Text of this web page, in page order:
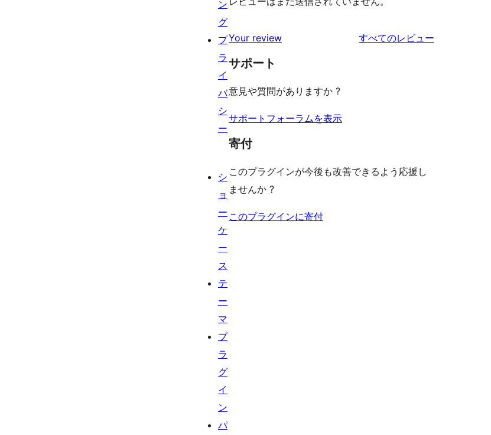
Your review すべてのレビュー
サポート
意見や質問がありますか ?
サポートフォーラムを表示
寄付
このプラグインが今後も改善できるよう応援し
ませんか ?
このプラグインに寄付
ン
グ
プ
ラ
イ
バ
シ
ー
シ
ョ
ー
ケ
ー
ス
テ
ー
マ
プ
ラ
グ
イ
ン
パ